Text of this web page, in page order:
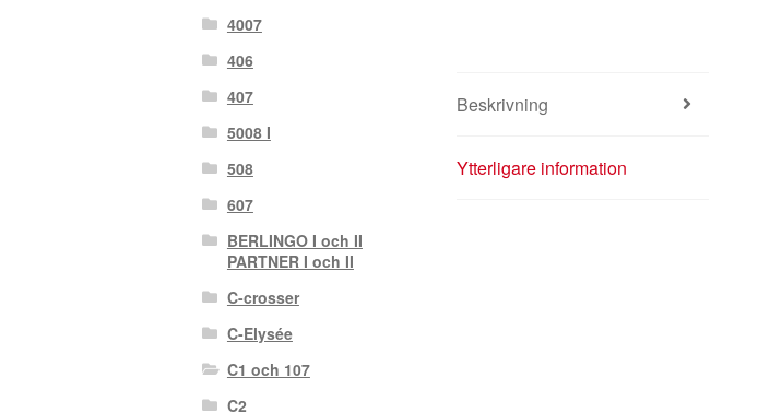
Beskrivning
Ytterligare information
4007
406
407
5008 I
508
607
BERLINGO I och II
PARTNER I och II
C-crosser
C-Elysée
C1 och 107
C2